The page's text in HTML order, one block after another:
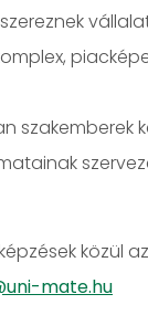
közül
mate.hu